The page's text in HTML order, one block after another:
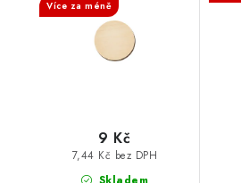
Více za méně
7,44 Kč bez DPH
9 Kč